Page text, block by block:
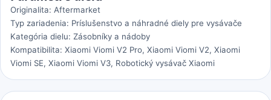
Originalita: Aftermarket
Typ zariadenia: Príslušenstvo a náhradné diely pre vysávače
Kategória dielu: Zásobníky a nádoby
Kompatibilita: Xiaomi Viomi V2 Pro, Xiaomi Viomi V2, Xiaomi
Viomi SE, Xiaomi Viomi V3, Robotický vysávač Xiaomi